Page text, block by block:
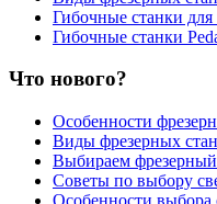
Гибочные станки
Гибочные станки
Что нового?
Особенности
Виды фрезерных
Выбираем фрезерный
Советы по выбору
Особенности выбора